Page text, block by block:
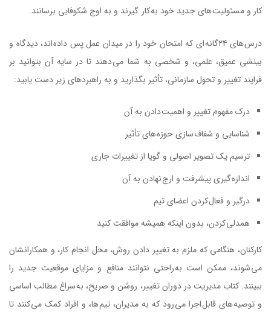
کار و مسئولیت های جدید خود به کار گیرند و به اوج شکوفایی برسانند.
درس های ۲۴گانه ای که امتحان خود را در میدان عمل پس داده اند، دیدگاه و
بینشی عمیق، علمی، و شخصی به شما می دهند تا در سایه آن بتوانید بر
فرایند تغییر و تحول سازمانی، تأثیر بگذارید و به راهبردهای زیر دست یابید:
درک مفهوم تغییر و اهمیت دادن به آن
شناسایی و شفاف سازی حوزه های تأثیر
ترسیم یک تصویر اصولی و گویا از تغییرات جاری
اندازه گیری پیشرفت و ارج نهادن به آن
درگیر و فعال کردن اعضای تیم
همدلی کردن، بدون اینکه همیشه موافقت کنید
کارکنان، هنگامی که ملزم به تغییر دادن روش، محل انجام کار، و همکارانشان
می شوند، ممکن است به راحتی نتوانند منافع و مزایای موقعیت جدید را
ببینند. کتاب مدیریت در دوران تغییر، روشن و صریح، به سراغ مطالب اساسی
و توصیه های قابل اجرا می رود که به مدیران، تیم ها، و افراد کمک می کنند تا